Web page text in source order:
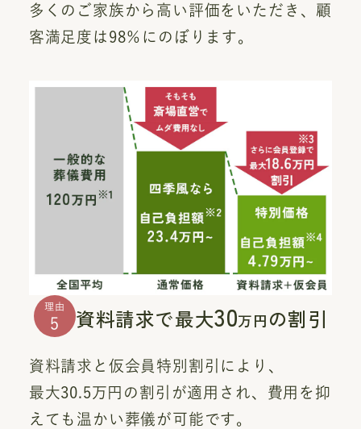
多くのご家族から高い評価をいただき、顧
客満足度は98％にのぼります。
理由
5 資料請求で最大30万円 の割引
資料請求と仮会員特別割引により、
最大30.5万円の割引が適用され、費用を抑
えても温かい葬儀が可能です。